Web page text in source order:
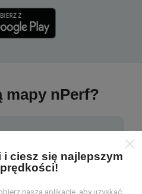
mapy nPerf?
ciesz się najlepszym
naszą aplikację, aby uzyskać